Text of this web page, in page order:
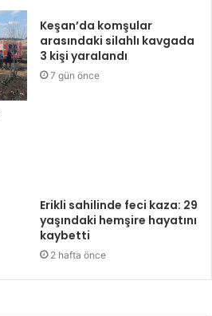
Keşan’da komşular
arasındaki silahlı kavgada
3 kişi yaralandı
7 gün önce
Erikli sahilinde feci kaza: 29
yaşındaki hemşire hayatını
kaybetti
2 hafta önce